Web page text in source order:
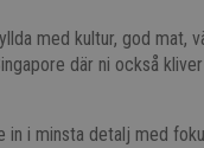
med kultur, god mat,
där ni också
i minsta detalj med